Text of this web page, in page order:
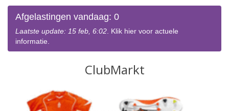
Afgelastingen vandaag: 0
Laatste update: 15 feb, 6:02. Klik hier voor actuele
informatie.